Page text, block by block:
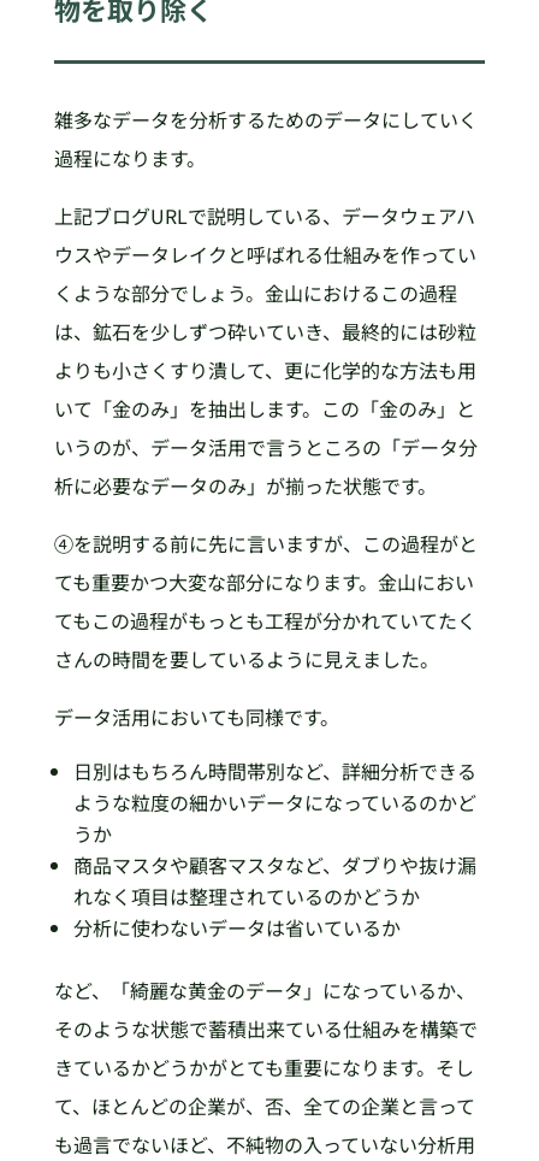
物を取り除く
雑多なデータを分析するためのデータにしていく
過程になります。
上記ブログURLで説明している、データウェアハ
ウスやデータレイクと呼ばれる仕組みを作ってい
くような部分でしょう。金山におけるこの過程
は、鉱石を少しずつ砕いていき、最終的には砂粒
よりも小さくすり潰して、更に化学的な方法も用
いて「金のみ」を抽出します。この「金のみ」と
いうのが、データ活用で言うところの「データ分
析に必要なデータのみ」が揃った状態です。
④を説明する前に先に言いますが、この過程がと
ても重要かつ大変な部分になります。金山におい
てもこの過程がもっとも工程が分かれていてたく
さんの時間を要しているように見えました。
データ活用においても同様です。
日別はもちろん時間帯別など、詳細分析できる
ような粒度の細かいデータになっているのかど
うか
商品マスタや顧客マスタなど、ダブりや抜け漏
れなく項目は整理されているのかどうか
分析に使わないデータは省いているか
など、「綺麗な黄金のデータ」になっているか、
そのような状態で蓄積出来ている仕組みを構築で
きているかどうかがとても重要になります。そし
て、ほとんどの企業が、否、全ての企業と言って
も過言でないほど、不純物の入っていない分析用